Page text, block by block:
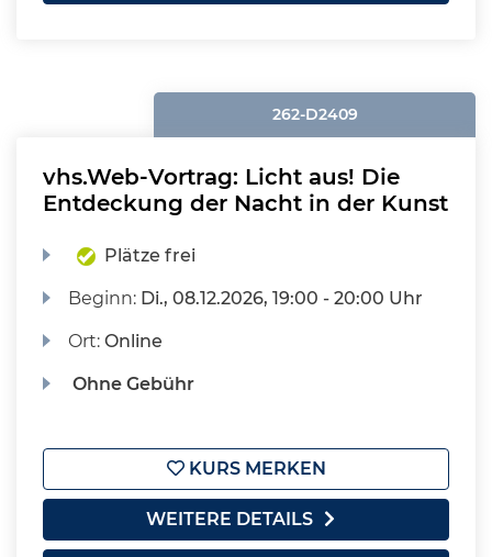
262-D2409
vhs.Web-Vortrag: Licht aus! Die
Entdeckung der Nacht in der Kunst
Plätze frei
Beginn: Di., 08.12.2026, 19:00 - 20:00 Uhr
Ort:Online
Ohne Gebühr
KURS MERKEN
WEITERE DETAILS